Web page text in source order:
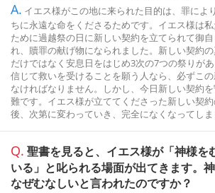
A. イエス様がこの地に来られた目的は、罪によ
ちに永遠な命をくださるためです。イエス様は
ために過越祭の日に新しい契約を立てられて御
れ、贖罪の献げ物になられました。新しい契約
だけではなく安息日をはじめ3次の7つの祭りが
信じて救いを受けることを願う人なら、必ずこ
なければなりません。しかし、今日新しい契約
難です。イエス様が立ててくださった新しい契
後、次第に変わっていき、完全になくなってしま
Q. 聖書を見ると、イエス様が「神様を
いる」と叱られる場面が出てきます。
なぜむなしいと言われたのですか？